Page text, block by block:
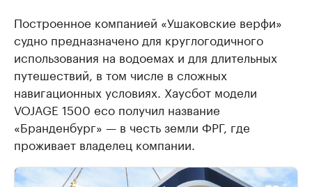
Построенное компанией «Ушаковские верфи»
судно предназначено для круглогодичного
использования на водоемах и для длительных
путешествий, в том числе в сложных
навигационных условиях. Хаусбот модели
VOJAGE 1500 eco получил название
«Бранденбург» — в честь земли ФРГ, где
проживает владелец компании.